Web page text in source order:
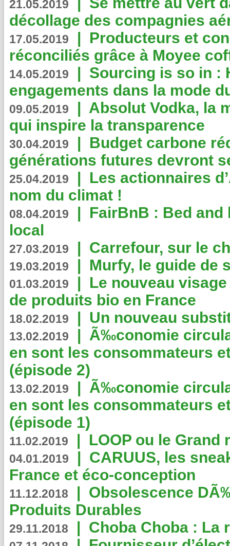
21.05.2019
décollage des compagnies
17.05.2019 | Producteurs et
réconciliés grâce à Moyee
14.05.2019 | Sourcing is so in :
engagements dans la mode
09.05.2019 | Absolut Vodka, la
qui inspire la transparence
30.04.2019 | Budget carbone
générations futures devront
25.04.2019 | Les actionnaires
nom du climat !
08.04.2019 | FairBnB : Bed
local
27.03.2019 | Carrefour, sur le
19.03.2019 | Murfy, le guide de
01.03.2019 | Le nouveau
de produits bio en France
18.02.2019 | Un nouveau
13.02.2019 | Ã‰conomie
en sont les consommateurs
(épisode 2)
13.02.2019 | Ã‰conomie
en sont les consommateurs
(épisode 1)
11.02.2019 | LOOP ou le Grand
04.01.2019 | CARUUS, les
France et éco-conception
11.12.2018 | Obsolescence
Produits Durables
29.11.2018 | Choba Choba : La